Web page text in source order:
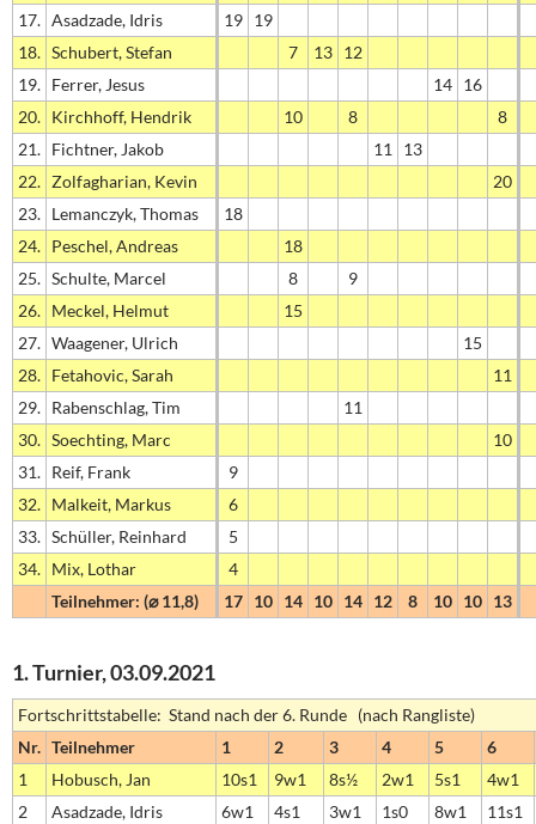
17. Asadzade, Idris 19 19
18. Schubert, Stefan 7 13 12
19. Ferrer, Jesus 14 16
20. Kirchhoff, Hendrik 10 8
8
21. Fichtner, Jakob 11
13
22. Zolfagharian, Kevin
20
23. Lemanczyk, Thomas
18
24. Peschel, Andreas
18
25. Schulte, Marcel 8
9
26. Meckel, Helmut
15
27. Waagener, Ulrich
15
28. Fetahovic, Sarah
11
29. Rabenschlag, Tim
11
30. Soechting, Marc
10
31. Reif, Frank
9
32. Malkeit, Markus
6
33. Schüller, Reinhard
5
34. Mix, Lothar
4
Teilnehmer: (⌀ 11,8)
17 10 14 10 14 12 8 10 10 13
1. Turnier, 03.09.2021
Fortschrittstabelle: Stand nach der 6. Runde (nach Rangliste)
Nr. Teilnehmer 1 2 3 4 5
6
1
Hobusch, Jan 10s1 9w1 8s½ 2w1 5s1
4w1
2
Asadzade, Idris 6w1 4s1 3w1 1s0 8w1
11s1